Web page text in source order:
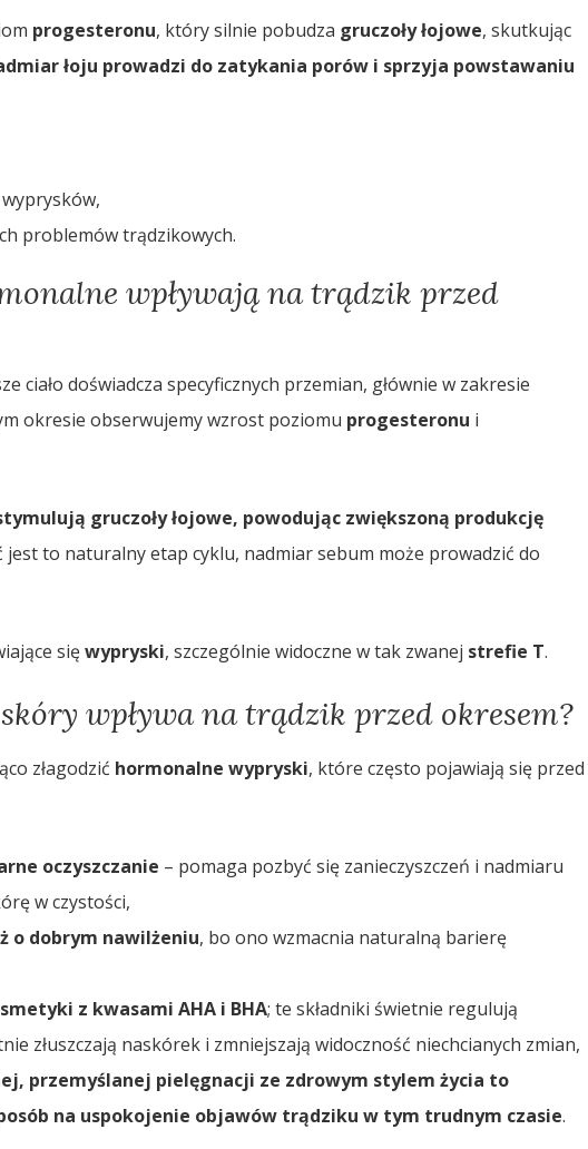
progesteronu, który silnie pobudza gruczoły łojowe, skutkując
łoju prowadzi do zatykania porów i sprzyja powstawaniu
problemów trądzikowych.
wpływają na trądzik przed
ciało doświadcza specyficznych przemian, głównie w zakresie
okresie obserwujemy wzrost poziomu progesteronu i
gruczoły łojowe, powodując zwiększoną produkcję
jest to naturalny etap cyklu, nadmiar sebum może prowadzić do
sięwypryski, szczególnie widoczne w tak zwanej strefie T.
wpływa na trądzik przed okresem?
złagodzić hormonalne wypryski, które często pojawiają się przed
oczyszczanie – pomaga pozbyć się zanieczyszczeń i nadmiaru
w czystości,
o dobrym nawilżeniu, bo ono wzmacnia naturalną barierę
z kwasami AHA i BHA; te składniki świetnie regulują
złuszczają naskórek i zmniejszają widoczność niechcianych zmian,
przemyślanej pielęgnacji ze zdrowym stylem życia to
na uspokojenie objawów trądziku w tym trudnym czasie.